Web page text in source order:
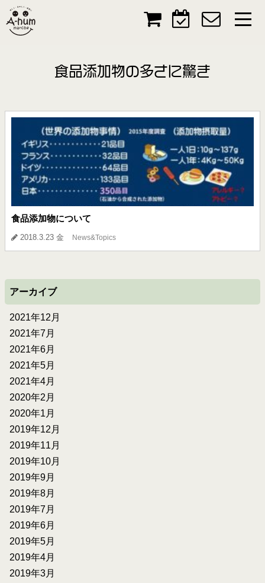
食品添加物の多さに驚き
食品添加物について
2018.3.23 金 News&Topics
アーカイブ
2021年12月
2021年7月
2021年6月
2021年5月
2021年4月
2020年2月
2020年1月
2019年12月
2019年11月
2019年10月
2019年9月
2019年8月
2019年7月
2019年6月
2019年5月
2019年4月
2019年3月